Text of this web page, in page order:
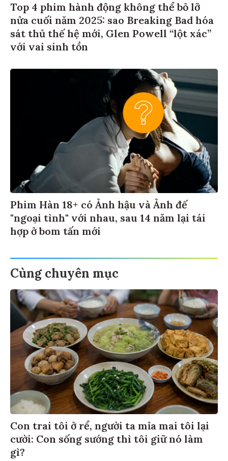
Top 4 phim hành động không thể bỏ lỡ
nửa cuối năm 2025: sao Breaking Bad hóa
sát thủ thế hệ mới, Glen Powell “lột xác”
với vai sinh tồn
Phim Hàn 18+ có Ảnh hậu và Ảnh đế
"ngoại tình" với nhau, sau 14 năm lại tái
hợp ở bom tấn mới
Cùng chuyên mục
Con trai tôi ở rể, người ta mỉa mai tôi lại
cười: Con sống sướng thì tôi giữ nó làm
gì?